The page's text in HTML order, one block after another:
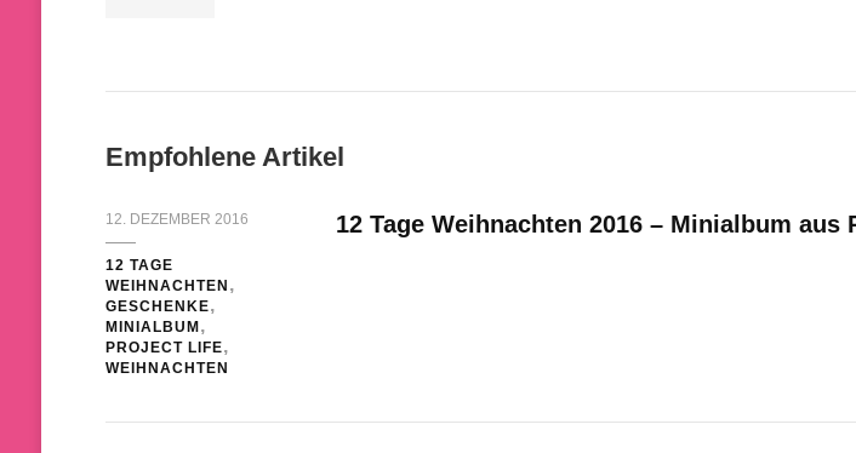
Empfohlene Artikel
12. DEZEMBER 2016
12 TAGE
WEIHNACHTEN
GESCHENKE
MINIALBUM
PROJECT LIFE
WEIHNACHTEN
12 Tage Weihnachten 2016 – Minialbum